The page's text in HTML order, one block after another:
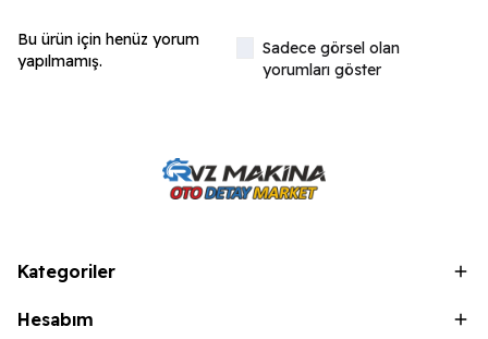
Bu ürün için henüz yorum
yapılmamış.
Sadece görsel olan
yorumları göster
Kategoriler
Hesabım